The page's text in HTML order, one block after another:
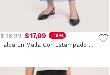
$ 18,99 $ 17,09 -10%
Falda En Malla Con Estampado Abstracto